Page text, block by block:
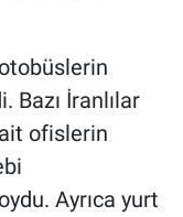
Bazı İranlılar
ofislerin
Ayrıca yurt